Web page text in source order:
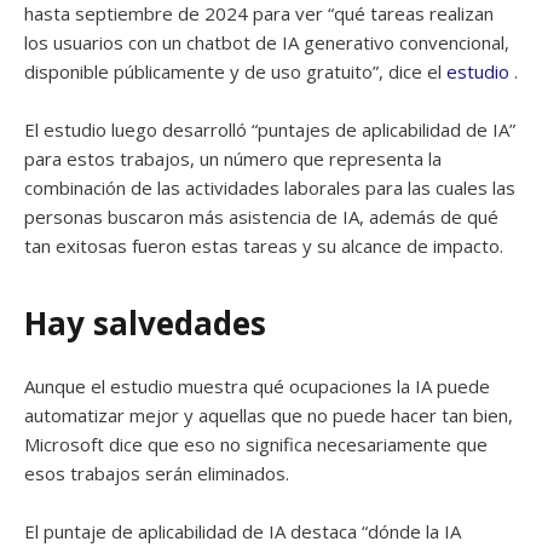
hasta septiembre de 2024 para ver “qué tareas realizan
los usuarios con un chatbot de IA generativo convencional,
disponible públicamente y de uso gratuito”, dice el estudio .
El estudio luego desarrolló “puntajes de aplicabilidad de IA”
para estos trabajos, un número que representa la
combinación de las actividades laborales para las cuales las
personas buscaron más asistencia de IA, además de qué
tan exitosas fueron estas tareas y su alcance de impacto.
Hay salvedades
Aunque el estudio muestra qué ocupaciones la IA puede
automatizar mejor y aquellas que no puede hacer tan bien,
Microsoft dice que eso no significa necesariamente que
esos trabajos serán eliminados.
El puntaje de aplicabilidad de IA destaca “dónde la IA